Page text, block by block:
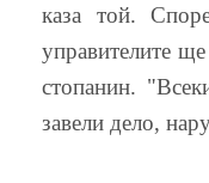
каза той.
управителите
стопанин.
завели дело,